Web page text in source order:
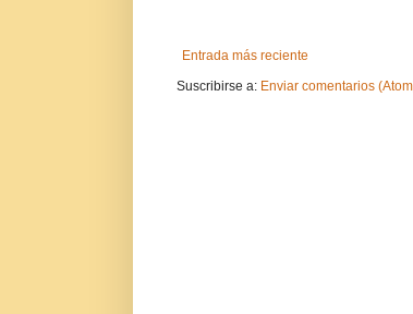
Entrada más reciente
Suscribirse a: Enviar comentarios